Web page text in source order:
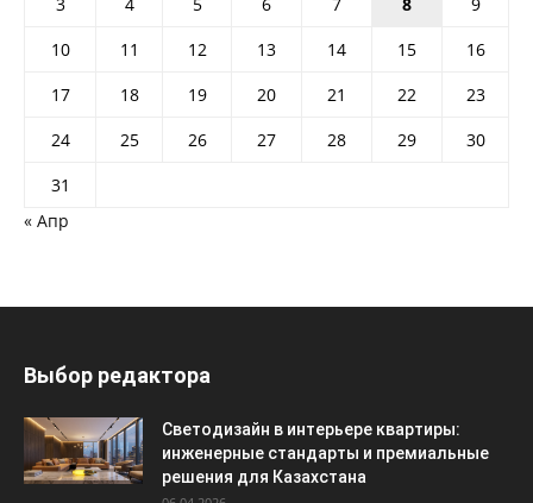
10
11 12 13 14 15
16
17
18 19 20 21 22
23
24
25 26 27 28 29
30
31
« Апр
Выбор редактора
Светодизайн в интерьере квартиры:
инженерные стандарты и премиальные
решения для Казахстана